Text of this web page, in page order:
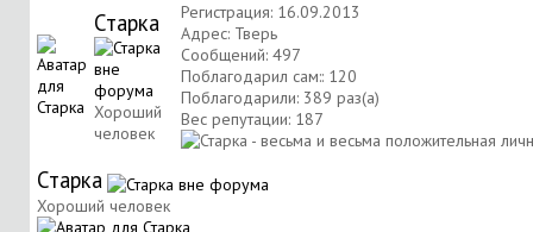
Старка
Хороший
человек
Регистрация: 16.09.2013
Адрес: Тверь
Сообщений: 497
Поблагодарил сам:: 120
Поблагодарили: 389 раз(а)
Вес репутации: 187
Старка
Хороший человек